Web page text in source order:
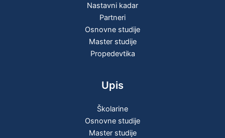
Nastavni kadar
Partneri
Osnovne studije
Master studije
Propedevtika
Upis
Školarine
Osnovne studije
Master studije